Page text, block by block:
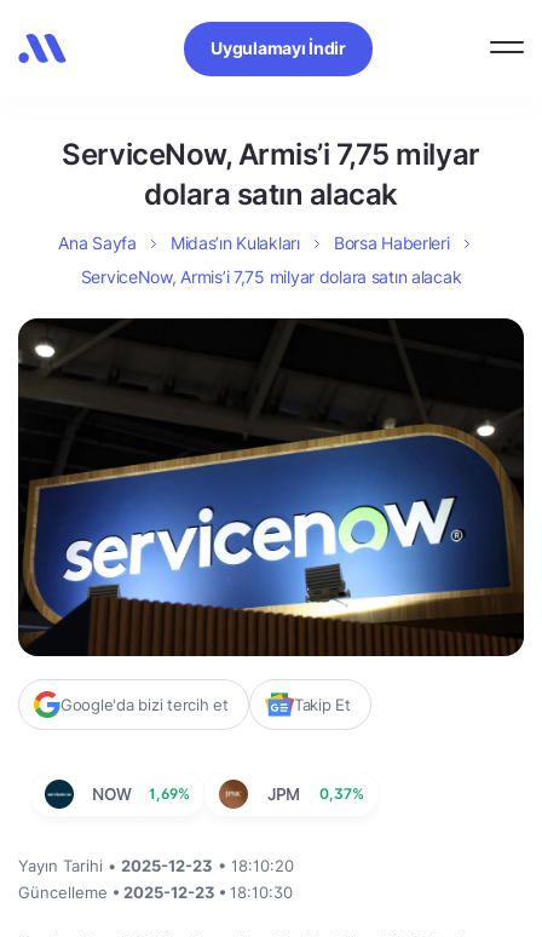
Uygulamayı İndir
ServiceNow, Armis’i 7,75 milyar
dolara satın alacak
Ana Sayfa Midas’ın Kulakları
Borsa Haberleri
ServiceNow, Armis’i 7,75 milyar dolara satın alacak
Google'da bizi tercih et Takip Et
NOW 1,69% JPM 0,37%
Yayın Tarihi • 2025-12-23 • 18:10:20
Güncelleme • 2025-12-23 • 18:10:30